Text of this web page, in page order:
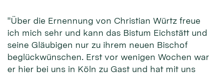
"Über die Ernennung von Christian Würtz freue
ich mich sehr und kann das Bistum Eichstätt und
seine Gläubigen nur zu ihrem neuen Bischof
beglückwünschen. Erst vor wenigen Wochen war
er hier bei uns in Köln zu Gast und hat mit uns